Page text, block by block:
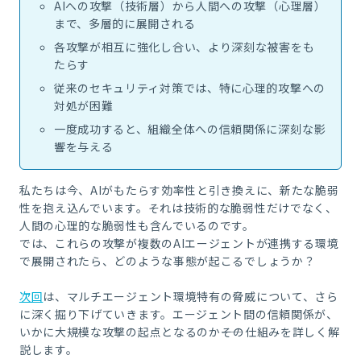
AIへの攻撃（技術層）から人間への攻撃（心理層）
まで、多層的に展開される
各攻撃が相互に強化し合い、より深刻な被害をも
たらす
従来のセキュリティ対策では、特に心理的攻撃への
対処が困難
一度成功すると、組織全体への信頼関係に深刻な影
響を与える
私たちは今、AIがもたらす効率性と引き換えに、新たな脆弱
性を抱え込んでいます。それは技術的な脆弱性だけでなく、
人間の心理的な脆弱性も含んでいるのです。
では、これらの攻撃が複数のAIエージェントが連携する環境
で展開されたら、どのような事態が起こるでしょうか？
次回は、マルチエージェント環境特有の脅威について、さら
に深く掘り下げていきます。エージェント間の信頼関係が、
いかに大規模な攻撃の起点となるのか――その仕組みを詳しく解
説します。